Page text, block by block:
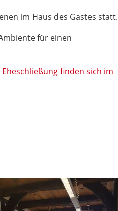
im Haus des Gastes statt.
für einen
finden sich im